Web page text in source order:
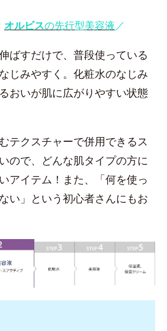
オルビスの先行型美容液／
ばすだけで、普段使っている
じみやすく。化粧水のなじみ
おいが肌に広がりやすい状態
テクスチャーで併用できるス
ので、どんな肌タイプの方に
アイテム！また、「何を使っ
い」という初心者さんにもお